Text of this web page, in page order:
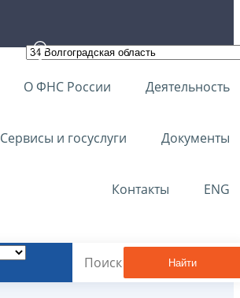
О ФНС России Деятельность
Сервисы и госуслуги Документы
Контакты ENG
Найти